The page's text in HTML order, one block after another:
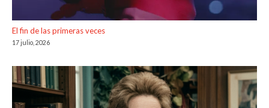
El fin de las primeras veces
17 julio, 2026